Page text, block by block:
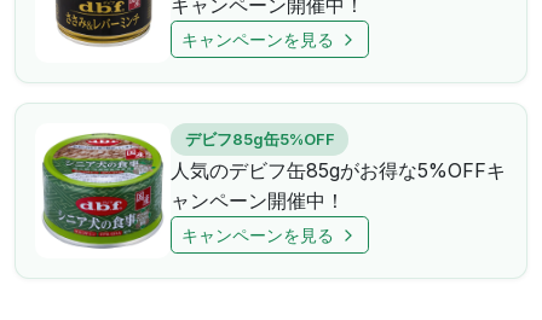
キャンペーン開催中！
キャンペーンを見る
デビフ85g缶5%OFF
人気のデビフ缶85gがお得な5%OFFキ
ャンペーン開催中！
キャンペーンを見る